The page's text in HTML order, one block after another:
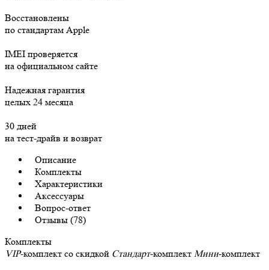
Восстановлены
по стандартам Apple
IMEI проверяется
на официальном сайте
Надежная гарантия
целых 24 месяца
30 дней
на тест-драйв и возврат
Описание
Комплекты
Характеристики
Аксессуары
Вопрос-ответ
Отзывы (78)
Комплекты
VIP-комплект со скидкой Стандарт-комплект Мини-комплект